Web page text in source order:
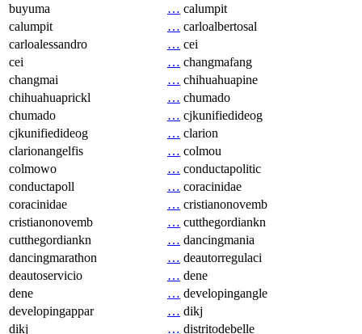
buyuma
… calumpit
calumpit
… carloalbertosal
carloalessandro
… cei
cei
… changmafang
changmai
… chihuahuapine
chihuahuaprickl
… chumado
chumado
… cjkunifiedideog
cjkunifiedideog
… clarion
clarionangelfis
… colmou
colmowo
… conductapolitic
conductapoll
… coracinidae
coracinidae
… cristianonovemb
cristianonovemb
… cutthegordiankn
cutthegordiankn
… dancingmania
dancingmarathon
… deautorregulaci
deautoservicio
… dene
dene
… developingangle
developingappar
… dikj
dikj
… distritodebelle